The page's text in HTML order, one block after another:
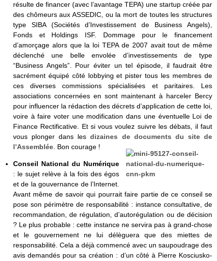
résulte de financer (avec l’avantage TEPA) une startup créée par
des chômeurs aux ASSEDIC, ou la mort de toutes les structures
type SIBA (Sociétés d’Investissement de Business Angels),
Fonds et Holdings ISF. Dommage pour le financement
d’amorçage alors que la loi TEPA de 2007 avait tout de même
déclenché une belle envolée d’investissements de type
“Business Angels”. Pour éviter un tel épisode, il faudrait être
sacrément équipé côté lobbying et pister tous les membres de
ces diverses commissions spécialisées et paritaires. Les
associations concernées en sont maintenant à harceler Bercy
pour influencer la rédaction des décrets d’application de cette loi,
voire à faire voter une modification dans une éventuelle Loi de
Finance Rectificative. Et si vous voulez suivre les débats, il faut
vous plonger dans lesdizaines de documents du site de
l’Assemblée. Bon courage !
Conseil National du Numérique
: le sujet relève à la fois des égos
et de la gouvernance de l’Internet.
Avant même de savoir qui pourrait faire partie de ce conseil se
pose son périmètre de responsabilité : instance consultative, de
recommandation, de régulation, d’autorégulation ou de décision
? Le plus probable : cette instance ne servira pas à grand-chose
et le gouvernement ne lui délèguera que des miettes de
responsabilité. Cela a déjà commencé avec un saupoudrage des
avis demandés pour sa création : d’un côté à Pierre Kosciusko-